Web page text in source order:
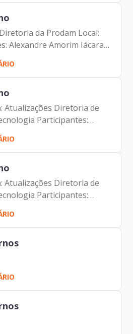
Luciano...
da Prodam Local:
Alexandre Amorim Iácara
Antonio Celso
Murta Camila
Luciano...
Atualizações Diretoria de
Participantes:
Gedanken Iácara
Atualizações Diretoria de
Participantes:
Gedanken Iácara